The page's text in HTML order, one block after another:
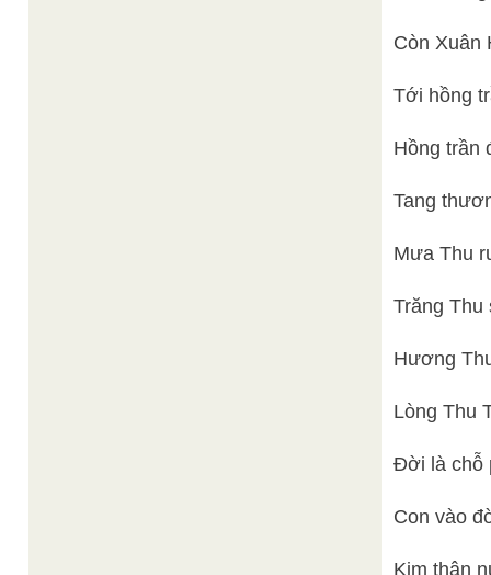
Còn Xuân
Tới hồng
Hồng trần
Tang
Mưa Thu
Trăng
Hương
Lòng Thu
Đời là chỗ
Con vào
Kim thân